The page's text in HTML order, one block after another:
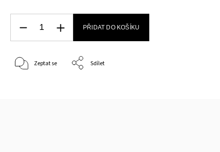
PŘIDAT DO KOŠÍKU
Zeptat se Sdílet